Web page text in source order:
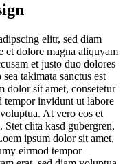
elitr, sed diam
et dolore magna aliquyam
et justo duo dolores
takimata sanctus est
dolor sit amet, consetetur
tempor invidunt ut labore
At vero eos et
Stet clita kasd gubergren,
ipsum dolor sit amet,
eirmod tempor